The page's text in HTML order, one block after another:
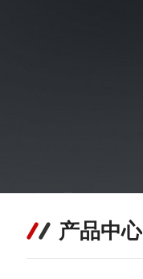
产品中心